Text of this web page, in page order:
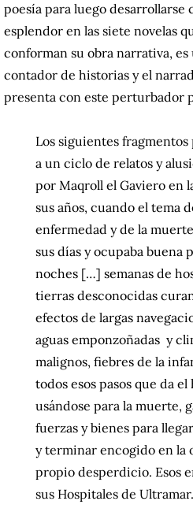
poesía para luego desarrollarse
esplendor en las siete novelas
conforman su obra narrativa, es
contador de historias y el
presenta con este perturbador
Los siguientes
a un ciclo de relatos y
por Maqroll el Gaviero en
sus años, cuando el tema
enfermedad y de la
sus días y ocupaba buena
noches […] semanas de
tierras desconocidas
efectos de largas
aguas emponzoñadas y
malignos, fiebres de la
todos esos pasos que da el
usándose para la muerte,
fuerzas y bienes para
y terminar encogido en la
propio desperdicio. Esos
sus Hospitales de Ultramar.